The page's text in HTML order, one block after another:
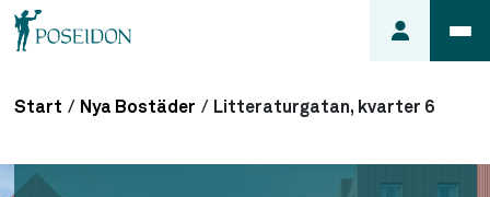
lägenheten
Start / Nya Bostäder / Litteraturgatan, kvarter 6